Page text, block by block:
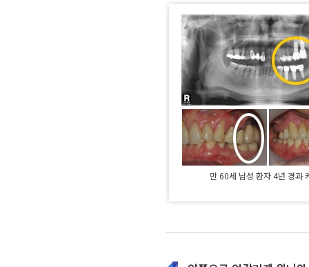
만 60세 남성 환자 4년 경과